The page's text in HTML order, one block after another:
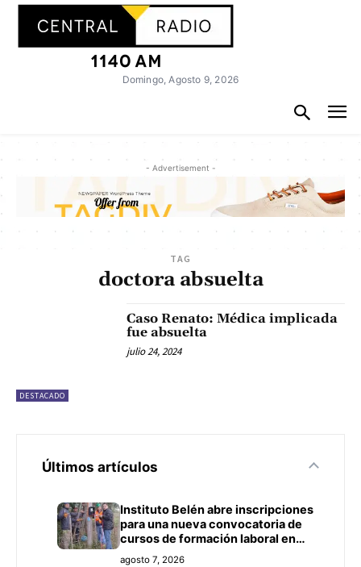
Domingo, Agosto 9, 2026
- Advertisement -
TAG
doctora absuelta
DESTACADO
Caso Renato: Médica implicada
fue absuelta
julio 24, 2024
Últimos artículos
Instituto Belén abre inscripciones
para una nueva convocatoria de
cursos de formación laboral en
Concepción
agosto 7, 2026